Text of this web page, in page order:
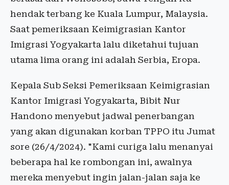
hendak terbang ke Kuala Lumpur, Malaysia.
Saat pemeriksaan Keimigrasian Kantor
Imigrasi Yogyakarta lalu diketahui tujuan
utama lima orang ini adalah Serbia, Eropa.
Kepala Sub Seksi Pemeriksaan Keimigrasian
Kantor Imigrasi Yogyakarta, Bibit Nur
Handono menyebut jadwal penerbangan
yang akan digunakan korban TPPO itu Jumat
sore (26/4/2024). "Kami curiga lalu menanyai
beberapa hal ke rombongan ini, awalnya
mereka menyebut ingin jalan-jalan saja ke